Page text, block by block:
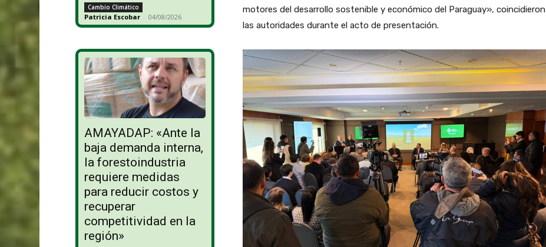
Cambio Climático
Patricia Escobar - 04/08/2026
AMAYADAP: «Ante la
baja demanda interna,
la forestoindustria
requiere medidas
para reducir costos y
recuperar
competitividad en la
región»
motores del desarrollo sostenible y económico del Paraguay», coincidieron
las autoridades durante el acto de presentación.